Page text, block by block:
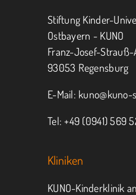
Jeder kann helfen.
MITMACHEN
Stiftung Kinder-
Ostbayern - KUNO
Franz-Josef-Strauß-
93053 Regensburg
E-Mail: kuno@kuno-
Tel: +49 (0941) 569
Kliniken
KUNO-Kinderklinik